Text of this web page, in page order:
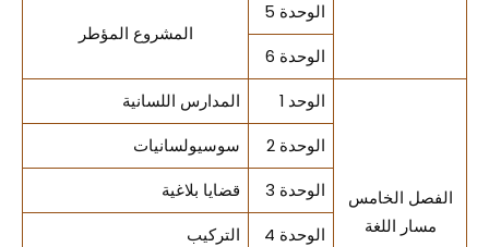
الوحدة 5
المشروع المؤطر
الوحدة 6
الفصل الخامس
مسار اللغة
الوحد 1 المدارس اللسانية
الوحدة 2 سوسيولسانيات
الوحدة 3 قضايا بلاغية
الوحدة 4 التركيب